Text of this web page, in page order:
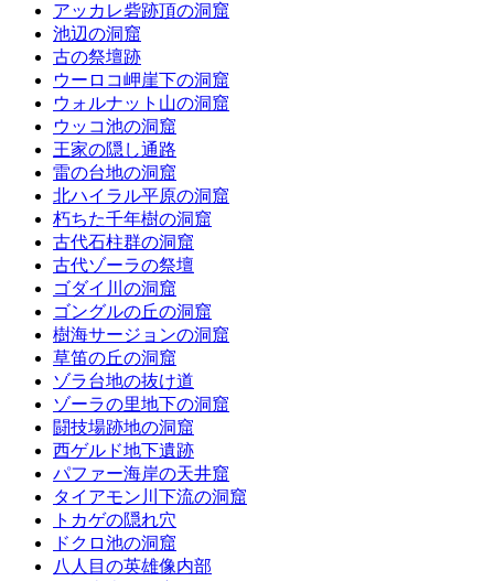
アッカレ砦跡頂の洞窟
池辺の洞窟
古の祭壇跡
ウーロコ岬崖下の洞窟
ウォルナット山の洞窟
ウッコ池の洞窟
王家の隠し通路
雷の台地の洞窟
北ハイラル平原の洞窟
朽ちた千年樹の洞窟
古代石柱群の洞窟
古代ゾーラの祭壇
ゴダイ川の洞窟
ゴングルの丘の洞窟
樹海サージョンの洞窟
草笛の丘の洞窟
ゾラ台地の抜け道
ゾーラの里地下の洞窟
闘技場跡地の洞窟
西ゲルド地下遺跡
パファー海岸の天井窟
タイアモン川下流の洞窟
トカゲの隠れ穴
ドクロ池の洞窟
八人目の英雄像内部